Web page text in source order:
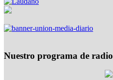
Nuestro programa de radio